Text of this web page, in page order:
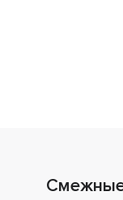
Смежные